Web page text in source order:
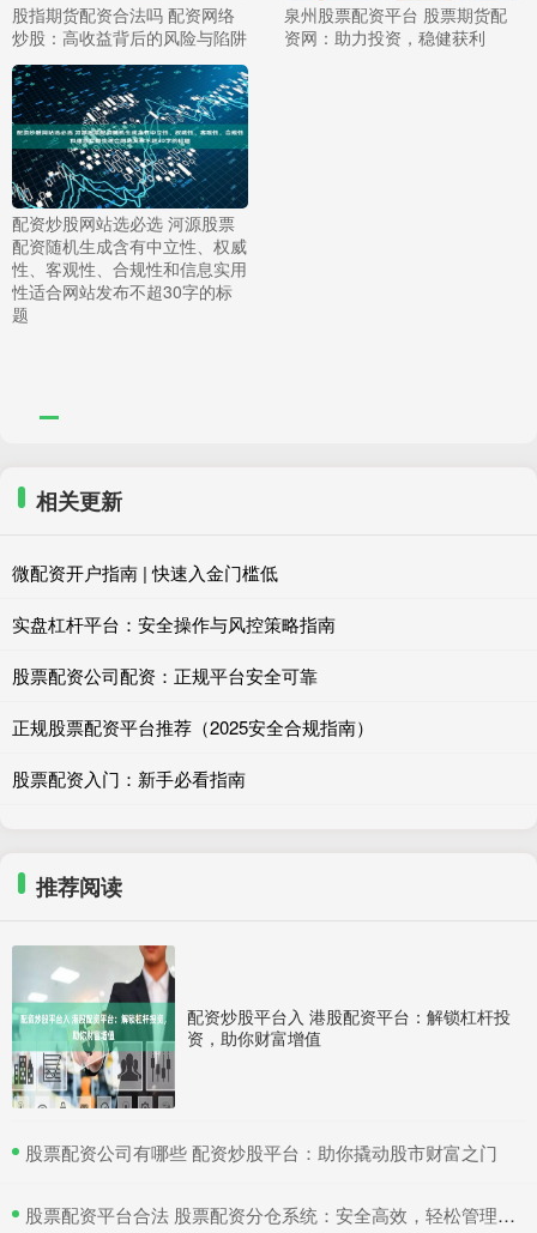
股指期货配资合法吗 配资网络
炒股：高收益背后的风险与陷阱
泉州股票配资平台 股票期货配
资网：助力投资，稳健获利
配资炒股网站选必选 河源股票
配资随机生成含有中立性、权威
性、客观性、合规性和信息实用
性适合网站发布不超30字的标
题
相关更新
微配资开户指南 | 快速入金门槛低
实盘杠杆平台：安全操作与风控策略指南
股票配资公司配资：正规平台安全可靠
正规股票配资平台推荐（2025安全合规指南）
股票配资入门：新手必看指南
推荐阅读
配资炒股平台入 港股配资平台：解锁杠杆投
资，助你财富增值
​股票配资公司有哪些 配资炒股平台：助你撬动股市财富之门
​股票配资平台合法 股票配资分仓系统：安全高效，轻松管理多仓位